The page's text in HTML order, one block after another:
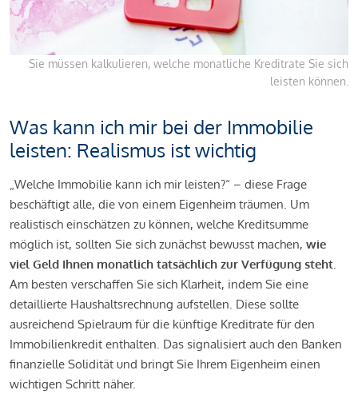
Sie müssen kalkulieren, welche monatliche Kreditrate Sie sich
leisten können.
Was kann ich mir bei der Immobilie
leisten: Realismus ist wichtig
„Welche Immobilie kann ich mir leisten?“ – diese Frage
beschäftigt alle, die von einem Eigenheim träumen. Um
realistisch einschätzen zu können, welche Kreditsumme
möglich ist, sollten Sie sich zunächst bewusst machen, wie
viel Geld Ihnen monatlich tatsächlich zur Verfügung steht.
Am besten verschaffen Sie sich Klarheit, indem Sie eine
detaillierte Haushaltsrechnung aufstellen. Diese sollte
ausreichend Spielraum für die künftige Kreditrate für den
Immobilienkredit enthalten. Das signalisiert auch den Banken
finanzielle Solidität und bringt Sie Ihrem Eigenheim einen
wichtigen Schritt näher.